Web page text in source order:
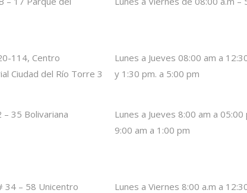
114, Centro
Ciudad del Río Torre 3
Lunes a Jueves 08:00 am a
y 1:30 pm. a 5:00 pm
– 35 Bolivariana
Lunes a Jueves 8:00 am a
9:00 am a 1:00 pm
34 – 58 Unicentro
Lunes a Viernes 8:00 a.m a